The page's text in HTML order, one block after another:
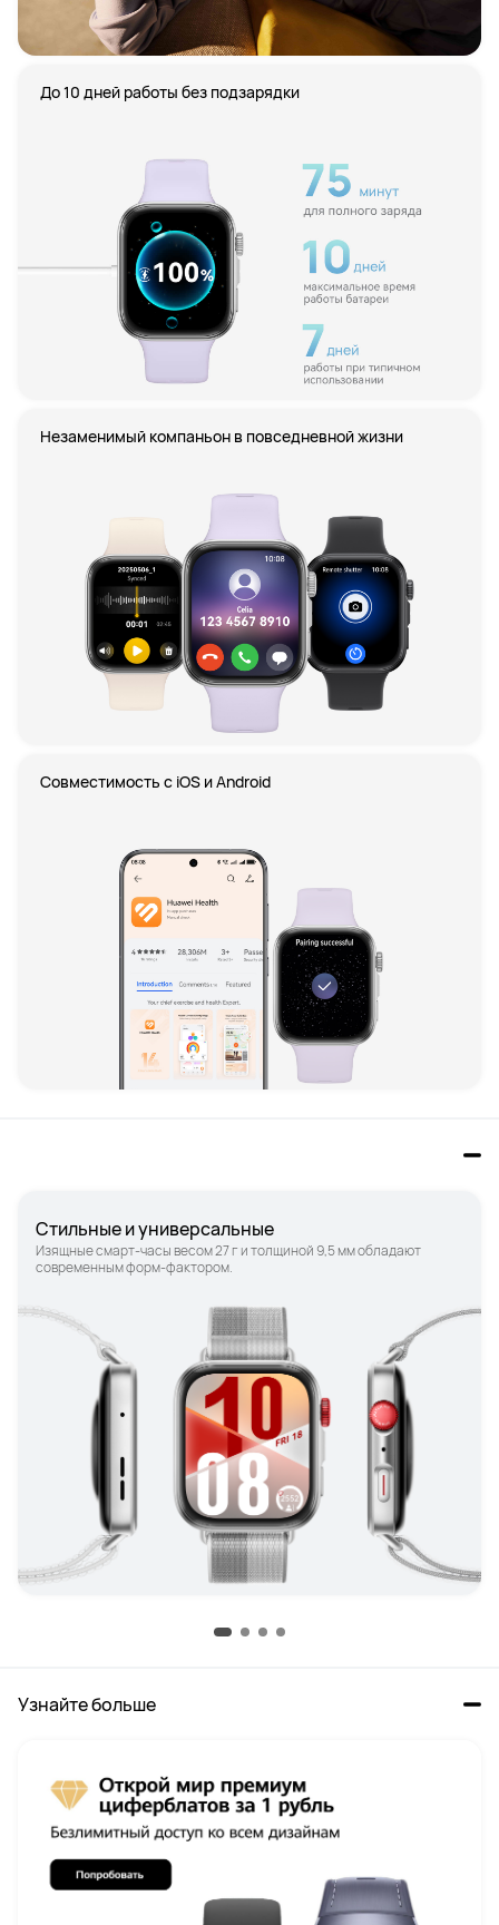
До 10 дней работы без подзарядки
Незаменимый компаньон в повседневной жизни
Совместимость с iOS и Android
Стильные и универсальные
Изящные смарт-часы весом 27 г и толщиной 9,5 мм обладают
современным форм-фактором.
Узнайте больше